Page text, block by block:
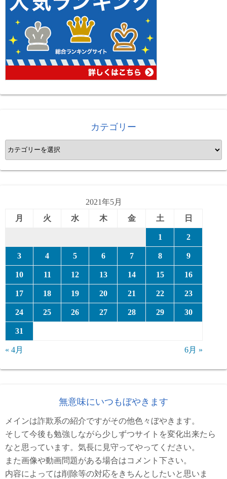
カテゴリー
カ
テ
ゴ
2021年5月
月
火 水 木 金 土 日
1 2
3 4 5 6 7 8 9
10 11 12 13 14 15 16
17 18 19 20 21 22 23
24 25 26 27 28 29 30
31
« 4月 6月 »
無意味にいつもぼやきます
メインは詐欺系の紹介ですがその他色々ぼやきます。
そして今後も勉強しながら少しずつサイトを変化出来たら
なと思っています。気長に見守ってやってください。
また画像や動画問題がある場合はコメント下さい。
内容によっては削除等の対応をきちんとしたいと思いま